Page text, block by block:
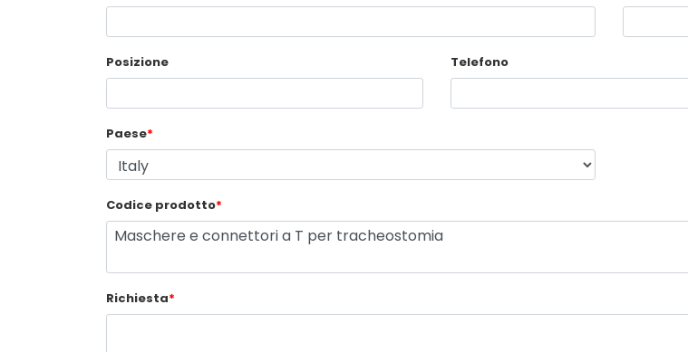
Posizione Telefono
Paese*
Codice prodotto*
Richiesta*